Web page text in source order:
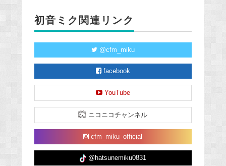
初音ミク関連リンク
@cfm_miku
facebook
YouTube
ニコニコチャンネル
cfm_miku_official
@hatsunemiku0831